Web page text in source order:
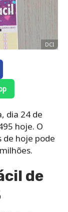
DCI
dia 24 de
hoje. O
de hoje pode
de